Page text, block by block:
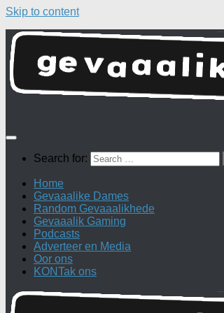
Skip to content
Search for:
Home
Gevaaalike Dames
Random Gevaaalikhede
Gevaaalik Gaming
Podcasts
Adverteer en Media
Oor ons
KONTak ons